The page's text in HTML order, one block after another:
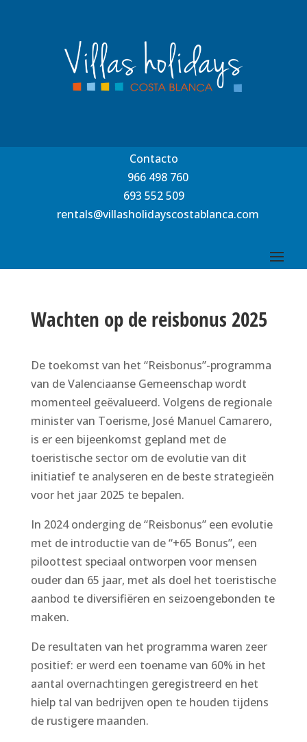
Contacto
966 498 760
693 552 509
rentals@villasholidayscostablanca.com
Wachten op de reisbonus 2025
De toekomst van het “Reisbonus”-programma
van de Valenciaanse Gemeenschap wordt
momenteel geëvalueerd. Volgens de regionale
minister van Toerisme, José Manuel Camarero,
is er een bijeenkomst gepland met de
toeristische sector om de evolutie van dit
initiatief te analyseren en de beste strategieën
voor het jaar 2025 te bepalen.
In 2024 onderging de “Reisbonus” een evolutie
met de introductie van de “+65 Bonus”, een
piloottest speciaal ontworpen voor mensen
ouder dan 65 jaar, met als doel het toeristische
aanbod te diversifiëren en seizoengebonden te
maken.
De resultaten van het programma waren zeer
positief: er werd een toename van 60% in het
aantal overnachtingen geregistreerd en het
hielp tal van bedrijven open te houden tijdens
de rustigere maanden.